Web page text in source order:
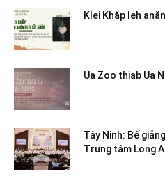
Klei Khăp leh
Ua Zoo thiab Ua
Tây Ninh: Bế
Trung tâm Long